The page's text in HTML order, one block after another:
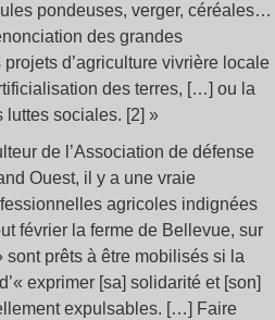
pondeuses, verger, céréales…
des grandes
d’agriculture vivrière locale
des terres, […] ou la
luttes sociales. [2] »
de l’Association de défense
Ouest, il y a une vraie
agricoles indignées
février la ferme de Bellevue, sur
prêts à être mobilisés si la
exprimer [sa] solidarité et [son]
expulsables. […] Faire